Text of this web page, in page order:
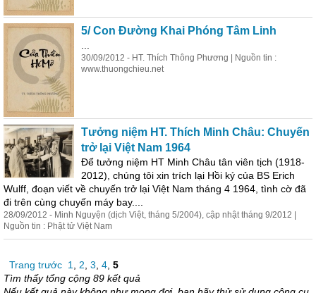
5/ Con Đường Khai Phóng Tâm Linh
30/09/2012 - HT. Thích Thông Phương | Nguồn tin :
www.thuongchieu.net
Tưởng niệm HT. Thích Minh Châu: Chuyến
trở lại Việt Nam 1964
Để tưởng niệm HT Minh Châu tân viên tịch (1918-
2012), chúng tôi xin trích lại Hồi ký của BS Erich
Wulff, đoạn viết về chuyến trở lại Việt Nam tháng 4 1964, tình cờ đã
đi trên cùng chuyến máy bay....
28/09/2012 - Minh Nguyện (dịch Việt, tháng 5/2004), cập nhật tháng 9/2012 |
Nguồn tin : Phật tử Việt Nam
Trang trước 1 2 3 4 5
Tìm thấy tổng cộng 89 kết quả